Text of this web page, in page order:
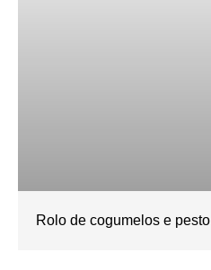
Rolo de cogumelos e pesto